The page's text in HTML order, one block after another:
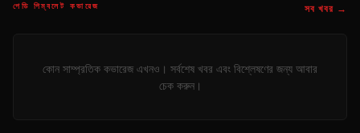
পেডি পিম্বলেট কভারেজ সব খবর →
কোন সাম্প্রতিক কভারেজ এখনও। সর্বশেষ খবর এবং বিশ্লেষণের জন্য আবার
চেক করুন।